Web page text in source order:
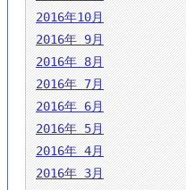
2016年10月
2016年 9月
2016年 8月
2016年 7月
2016年 6月
2016年 5月
2016年 4月
2016年 3月